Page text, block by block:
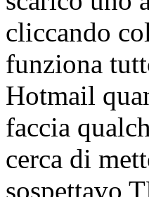
cliccando
funziona
Hotmail
faccia
cerca di
sospettavo